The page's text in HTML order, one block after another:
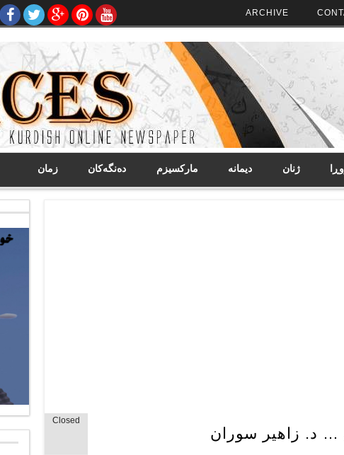
ARCHIVE
ژنان دیمانە مارکسیزم دەنگەکان زمان
… د. زاهیر سوران
Closed